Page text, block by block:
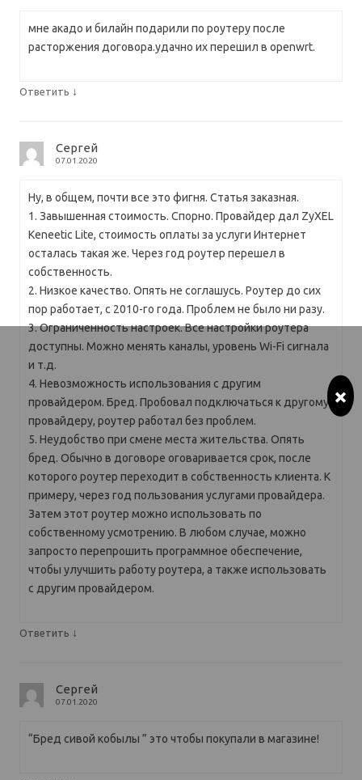
×
мне акадо и билайн подарили по роутеру после
расторжения договора.удачно их перешил в openwrt.
Ответить ↓
Сергей
07.01.2020
Ну, в общем, почти все это фигня. Статья заказная.
1. Завышенная стоимость. Спорно. Провайдер дал ZyXEL
Keneetic Lite, стоимость оплаты за услуги Интернет
осталась такая же. Через год роутер перешел в
собственность.
2. Низкое качество. Опять не соглашусь. Роутер до сих
пор работает, с 2010-го года. Проблем не было ни разу.
3. Ограниченность настроек. Все настройки роутера
доступны. Можно менять каналы, уровень Wi-Fi сигнала
и т.д.
4. Невозможность использования с другим
провайдером. Бред. Пробовал подключаться к другому
провайдеру, роутер работал без проблем.
5. Неудобство при смене места жительства. Опять
бред. Обычно в договоре оговаривается срок, после
которого роутер переходит в собственность клиента. К
примеру, через год пользования услугами провайдера.
Затем этот роутер можно использовать по
собственному усмотрению. В любом случае, можно
запросто перепрошить программное обеспечение,
чтобы улучшить работу роутера, а также использовать
с другим провайдером.
Ответить ↓
Сергей
07.01.2020
“Бред сивой кобылы ” это чтобы покупали в магазине!